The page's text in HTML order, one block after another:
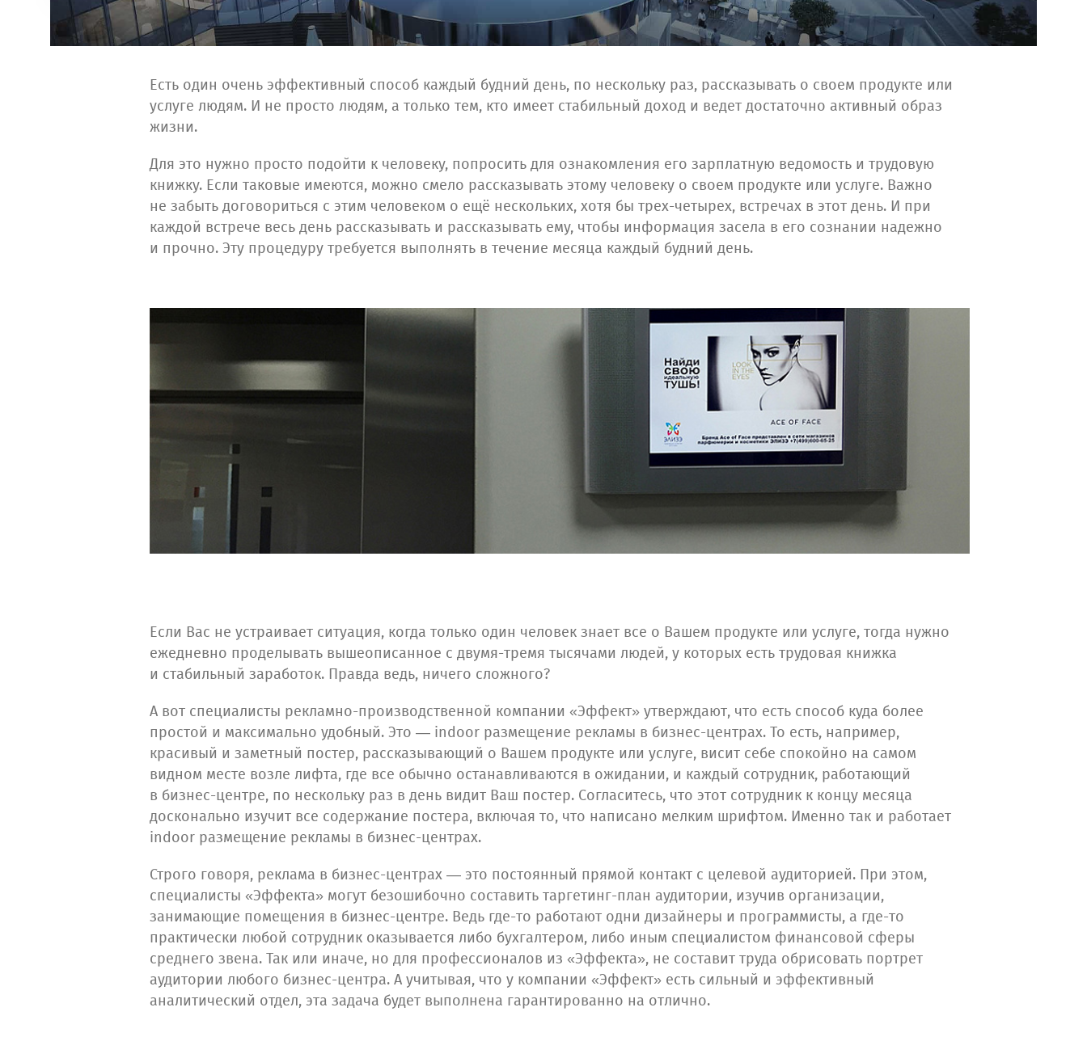
Есть один очень эффективный способ каждый будний день, по нескольку раз, рассказывать о своем продукте или
услуге людям. И не просто людям, а только тем, кто имеет стабильный доход и ведет достаточно активный образ
жизни.
Для это нужно просто подойти к человеку, попросить для ознакомления его зарплатную ведомость и трудовую
книжку. Если таковые имеются, можно смело рассказывать этому человеку о своем продукте или услуге. Важно
не забыть договориться с этим человеком о ещё нескольких, хотя бы трех-четырех, встречах в этот день. И при
каждой встрече весь день рассказывать и рассказывать ему, чтобы информация засела в его сознании надежно
и прочно. Эту процедуру требуется выполнять в течение месяца каждый будний день.
Если Вас не устраивает ситуация, когда только один человек знает все о Вашем продукте или услуге, тогда нужно
ежедневно проделывать вышеописанное с двумя-тремя тысячами людей, у которых есть трудовая книжка
и стабильный заработок. Правда ведь, ничего сложного?
А вот специалисты рекламно-производственной компании «Эффект» утверждают, что есть способ куда более
простой и максимально удобный. Это — indoor размещение рекламы в бизнес-центрах. То есть, например,
красивый и заметный постер, рассказывающий о Вашем продукте или услуге, висит себе спокойно на самом
видном месте возле лифта, где все обычно останавливаются в ожидании, и каждый сотрудник, работающий
в бизнес-центре, по нескольку раз в день видит Ваш постер. Согласитесь, что этот сотрудник к концу месяца
досконально изучит все содержание постера, включая то, что написано мелким шрифтом. Именно так и работает
indoor размещение рекламы в бизнес-центрах.
Строго говоря, реклама в бизнес-центрах — это постоянный прямой контакт с целевой аудиторией. При этом,
специалисты «Эффекта» могут безошибочно составить таргетинг-план аудитории, изучив организации,
занимающие помещения в бизнес-центре. Ведь где-то работают одни дизайнеры и программисты, а где-то
практически любой сотрудник оказывается либо бухгалтером, либо иным специалистом финансовой сферы
среднего звена. Так или иначе, но для профессионалов из «Эффекта», не составит труда обрисовать портрет
аудитории любого бизнес-центра. А учитывая, что у компании «Эффект» есть сильный и эффективный
аналитический отдел, эта задача будет выполнена гарантированно на отлично.